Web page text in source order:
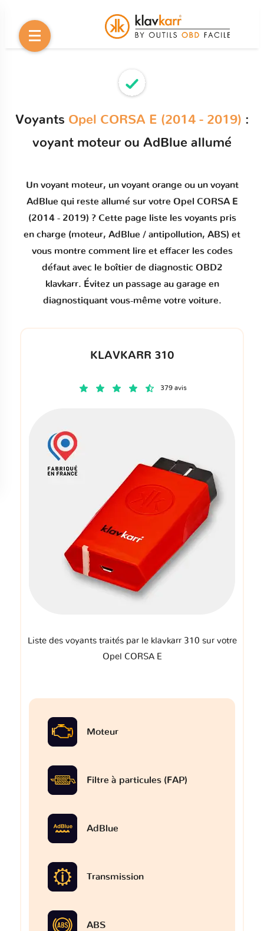
Voyants Opel CORSA E (2014 - 2019) :
voyant moteur ou AdBlue allumé
Un voyant moteur, un voyant orange ou un voyant
AdBlue qui reste allumé sur votre Opel CORSA E
(2014 - 2019) ? Cette page liste les voyants pris
en charge (moteur, AdBlue / antipollution, ABS) et
vous montre comment lire et effacer les codes
défautavec le boîtier de diagnostic OBD2
klavkarr. Évitez un passage au garage en
diagnostiquant vous-même votre voiture.
KLAVKARR 310
379 avis
Liste des voyants traités par le klavkarr 310 sur votre
Opel CORSA E
Moteur
Filtre à particules (FAP)
AdBlue
Transmission
ABS